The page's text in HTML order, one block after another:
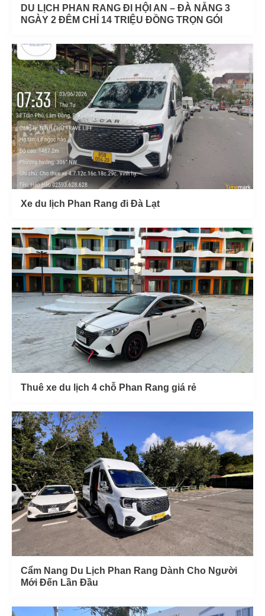
DU LỊCH PHAN RANG ĐI HỘI AN – ĐÀ NẴNG 3
NGÀY 2 ĐÊM CHỈ 14 TRIỆU ĐỒNG TRỌN GÓI
Xe du lịch Phan Rang đi Đà Lạt
Thuê xe du lịch 4 chỗ Phan Rang giá rẻ
Cẩm Nang Du Lịch Phan Rang Dành Cho Người
Mới Đến Lần Đầu